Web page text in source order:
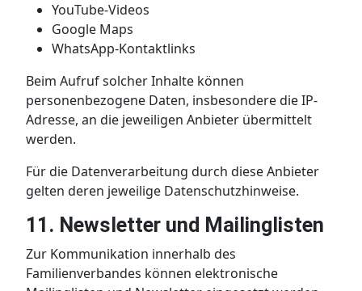
YouTube-Videos
Google Maps
WhatsApp-Kontaktlinks
Beim Aufruf solcher Inhalte können
personenbezogene Daten, insbesondere die IP-
Adresse, an die jeweiligen Anbieter übermittelt
werden.
Für die Datenverarbeitung durch diese Anbieter
gelten deren jeweilige Datenschutzhinweise.
11. Newsletter und Mailinglisten
Zur Kommunikation innerhalb des
Familienverbandes können elektronische